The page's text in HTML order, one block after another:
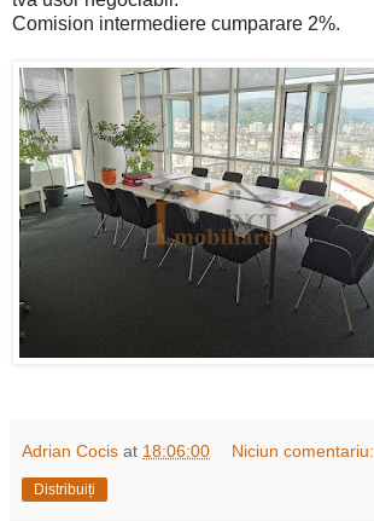
Comision intermediere cumparare 2%.
Adrian Cocis at 18:06:00 Niciun comentariu:
Distribuiți